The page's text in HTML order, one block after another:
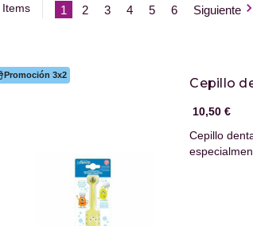
Items 1 2 3 4 5 6 Siguiente
Promoción 3x2
Cepillo
10,50 €
Cepillo